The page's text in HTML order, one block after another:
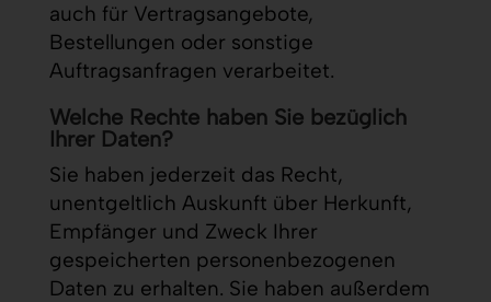
auch für Vertragsangebote,
Bestellungen oder sonstige
Auftragsanfragen verarbeitet.
Welche Rechte haben Sie bezüglich
Ihrer Daten?
Sie haben jederzeit das Recht,
unentgeltlich Auskunft über Herkunft,
Empfänger und Zweck Ihrer
gespeicherten personenbezogenen
Daten zu erhalten. Sie haben außerdem